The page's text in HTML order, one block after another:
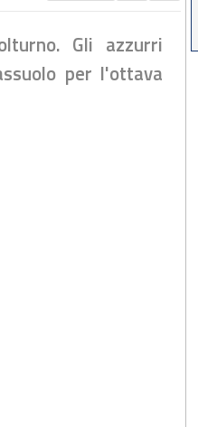
Gli azzurri
per l'ottava